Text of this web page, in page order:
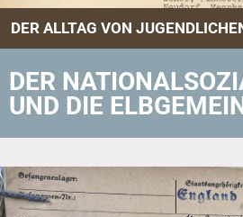
DER ALLTAG VON
DER
UND DIE